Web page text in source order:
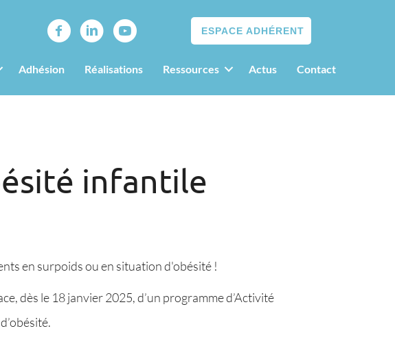
ESPACE ADHÉRENT
Adhésion Réalisations Ressources Actus Contact
infantile
en surpoids ou en situation d'obésité !
dès le 18 janvier 2025, d’un programme d’Activité